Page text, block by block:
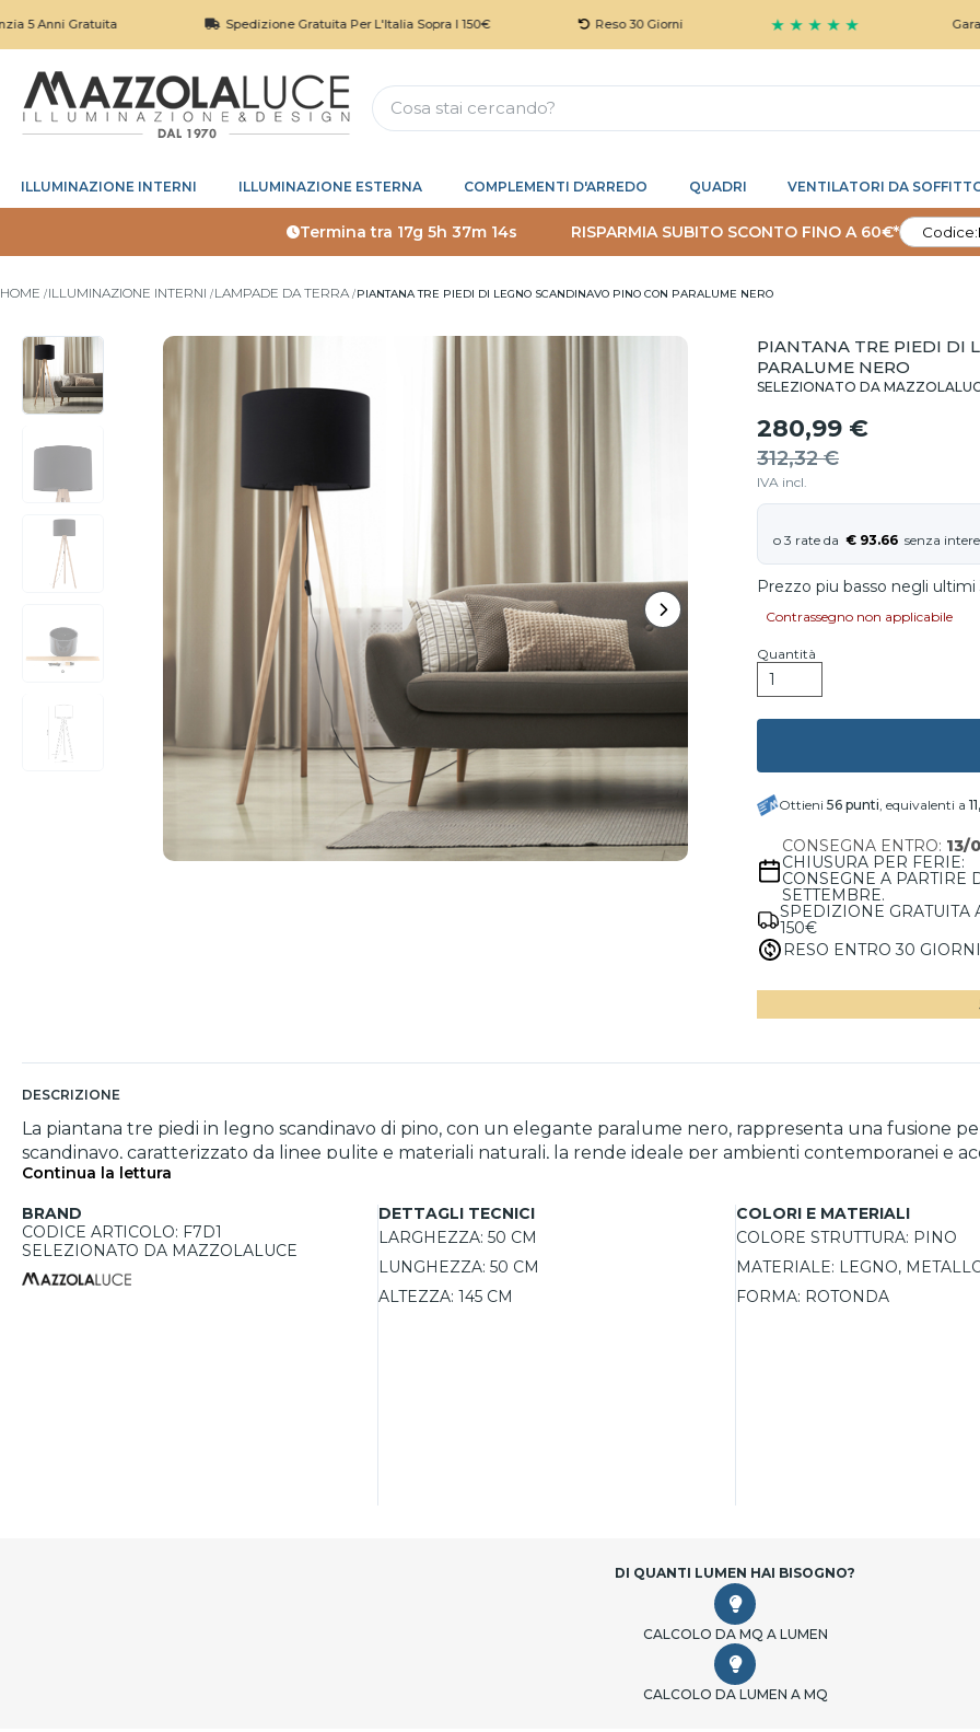
Gratuita Spedizione Gratuita Per L'Italia Sopra I 150€ Reso 30 Giorni ★ ★ ★ ★ ★ Garanzia 5
ILLUMINAZIONE INTERNI ILLUMINAZIONE ESTERNA COMPLEMENTI D'ARREDO QUADRI VENTILATORI DA
Termina tra 17g 5h 37m 13s RISPARMIA SUBITO SCONTO FINO A 60€* Codice:
HOME ILLUMINAZIONE INTERNI LAMPADE DA TERRA PIANTANA TRE PIEDI DI LEGNO SCANDINAVO PINO CON PARALUME NERO
PIANTANA TRE PIEDI DI
PARALUME NERO
SELEZIONATO DA
280,99 €
312,32 €
IVA incl.
€ 93.66
Prezzo piu basso negli
Contrassegno non applicabile
Quantità
Ottieni 56 punti, equivalenti a
CONSEGNA ENTRO: 13/
CHIUSURA PER FERIE:
CONSEGNE A PARTIRE
SETTEMBRE.
SPEDIZIONE GRATUITA
150€
RESO ENTRO 30 GIORNI
DESCRIZIONE
La piantana tre piedi in legno scandinavo di pino, con un elegante paralume nero, rappresenta una fusione
scandinavo, caratterizzato da linee pulite e materiali naturali, la rende ideale per ambienti contemporanei e
un tocco di calore, mentre il paralume nero fornisce un'illuminazione morbida e diffusa, perfetta per creare
compatibile con lampadine E27 fino a 15W, consentendo di personalizzare il colore e l'intensità della luce in
per ambienti interni.
Continua la lettura
BRAND
CODICE ARTICOLO: F7D1
SELEZIONATO DA MAZZOLALUCE
DETTAGLI TECNICI
LARGHEZZA: 50 CM
LUNGHEZZA: 50 CM
ALTEZZA: 145 CM
COLORI E MATERIALI
COLORE STRUTTURA: PINO
MATERIALE: LEGNO,
FORMA: ROTONDA
DI QUANTI LUMEN HAI BISOGNO?
CALCOLO DA MQ A LUMEN
CALCOLO DA LUMEN A MQ